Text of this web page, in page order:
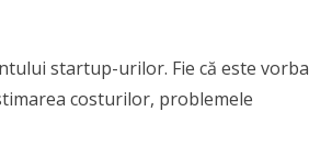
startup-urilor. Fie că este vorba
costurilor, problemele